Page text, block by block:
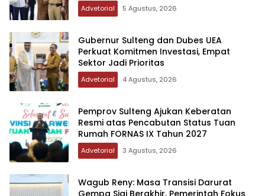
Advetorial 5 Agustus, 2026
Gubernur Sulteng dan Dubes UEA
Perkuat Komitmen Investasi, Empat
Sektor Jadi Prioritas
Advetorial 4 Agustus, 2026
Pemprov Sulteng Ajukan Keberatan
Resmi atas Pencabutan Status Tuan
Rumah FORNAS IX Tahun 2027
Advetorial 3 Agustus, 2026
Wagub Reny: Masa Transisi Darurat